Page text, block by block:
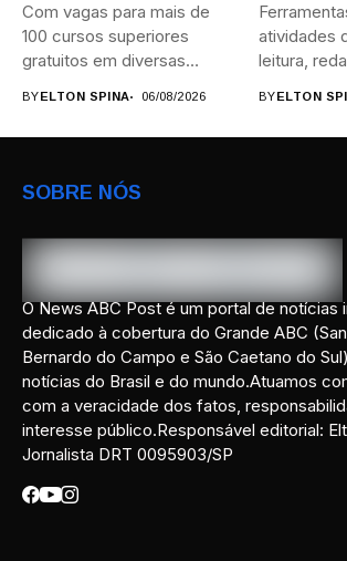
Com vagas para mais de
100 cursos superiores
gratuitos em diversas
BY ELTON SPINA 06/08/2026
atividades
leitura,
BY ELTON
SOBRE NÓS
O News ABC Post é um portal de notícias
dedicado à cobertura do Grande ABC
Bernardo do Campo e São Caetano do
notícias do Brasil e do mundo.Atuamos
com a veracidade dos fatos,
interesse público.Responsável editorial:
Jornalista DRT 0095903/SP